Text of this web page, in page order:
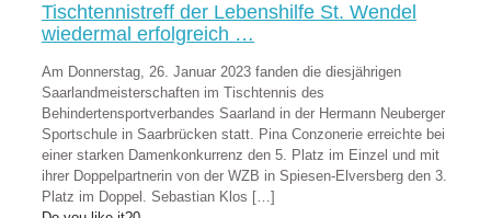
Tischtennistreff der Lebenshilfe St. Wendel
wiedermal erfolgreich …
Am Donnerstag, 26. Januar 2023 fanden die diesjährigen
Saarlandmeisterschaften im Tischtennis des
Behindertensportverbandes Saarland in der Hermann Neuberger
Sportschule in Saarbrücken statt. Pina Conzonerie erreichte bei
einer starken Damenkonkurrenz den 5. Platz im Einzel und mit
ihrer Doppelpartnerin von der WZB in Spiesen-Elversberg den 3.
Platz im Doppel. Sebastian Klos […]